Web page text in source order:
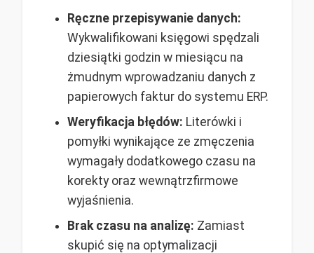
Ręczne przepisywanie danych:
Wykwalifikowani księgowi spędzali
dziesiątki godzin w miesiącu na
żmudnym wprowadzaniu danych z
papierowych faktur do systemu ERP.
Weryfikacja błędów: Literówki i
pomyłki wynikające ze zmęczenia
wymagały dodatkowego czasu na
korekty oraz wewnątrzfirmowe
wyjaśnienia.
Brak czasu na analizę: Zamiast
skupić się na optymalizacji